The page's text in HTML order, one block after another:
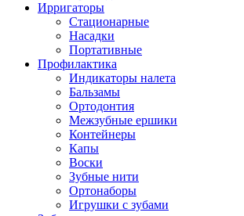
Ирригаторы
Стационарные
Насадки
Портативные
Профилактика
Индикаторы налета
Бальзамы
Ортодонтия
Межзубные ершики
Контейнеры
Капы
Воски
Зубные нити
Ортонаборы
Игрушки с зубами